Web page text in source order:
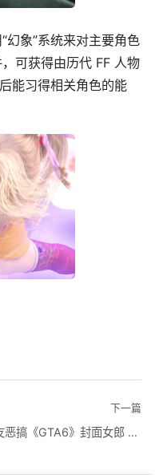
幻象”系统来对主要角色
可获得由历代 FF 人物
能习得相关角色的能
下一篇
网友恶搞《GTA6》封面女郎 春丽、蒂法、艾达王版本出现